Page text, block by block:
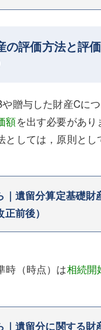
評価方法と評
贈与した財産Cに
額を出す必要があり
としては，原則とし
｜遺留分算定基礎財
前後）
時（時点）は相続開
｜遺留分に関する財